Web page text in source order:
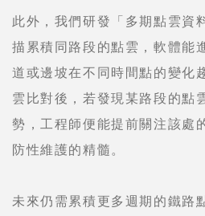
此外，我們研發「多期點雲資
描累積同路段的點雲，軟體能
道或邊坡在不同時間點的變化
雲比對後，若發現某路段的點
勢，工程師便能提前關注該處
防性維護的精髓。
未來仍需累積更多週期的鐵路